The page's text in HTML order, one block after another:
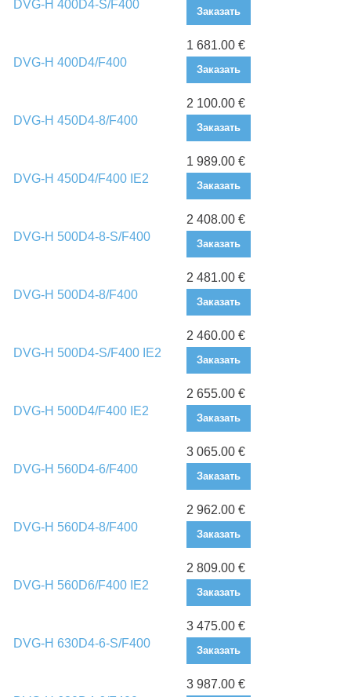
DVG-H 400D4-S/F400
Заказать
DVG-H 400D4/F400
1 681.00 €
Заказать
DVG-H 450D4-8/F400
2 100.00 €
Заказать
DVG-H 450D4/F400 IE2
1 989.00 €
Заказать
DVG-H 500D4-8-S/F400
2 408.00 €
Заказать
DVG-H 500D4-8/F400
2 481.00 €
Заказать
DVG-H 500D4-S/F400 IE2
2 460.00 €
Заказать
DVG-H 500D4/F400 IE2
2 655.00 €
Заказать
DVG-H 560D4-6/F400
3 065.00 €
Заказать
DVG-H 560D4-8/F400
2 962.00 €
Заказать
DVG-H 560D6/F400 IE2
2 809.00 €
Заказать
DVG-H 630D4-6-S/F400
3 475.00 €
Заказать
3 987.00 €